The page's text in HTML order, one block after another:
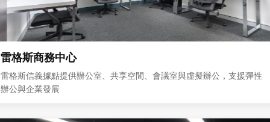
雷格斯商務中心
雷格斯信義據點提供辦公室、共享空間、會議室與虛擬辦公，支援彈性
辦公與企業發展